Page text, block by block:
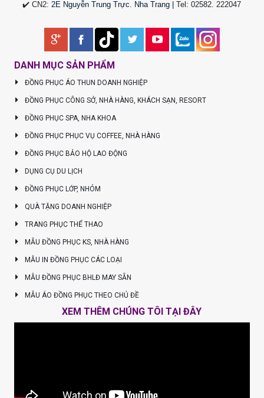
✔️ CN2:2E Nguyễn Trung Trực. Nha Trang |Tel :02582. 222047
DANH MỤC SẢN PHẨM
ĐỒNG PHỤC ÁO THUN DOANH NGHIỆP
ĐỒNG PHỤC CÔNG SỞ, NHÀ HÀNG, KHÁCH SẠN, RESORT
ĐỒNG PHỤC SPA, NHA KHOA
ĐỒNG PHỤC PHỤC VỤ COFFEE, NHÀ HÀNG
ĐỒNG PHỤC BẢO HỘ LAO ĐỘNG
DỤNG CỤ DU LỊCH
ĐỒNG PHỤC LỚP, NHÓM
QUÀ TẶNG DOANH NGHIỆP
TRANG PHỤC THỂ THAO
MẪU ĐỒNG PHỤC KS, NHÀ HÀNG
MẪU IN ĐỒNG PHỤC CÁC LOẠI
MẪU ĐỒNG PHỤC BHLĐ MAY SẴN
MẪU ÁO ĐỒNG PHỤC THEO CHỦ ĐỀ
XEM THÊM CHÚNG TÔI TẠI ĐÂY